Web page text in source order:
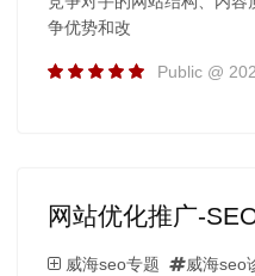
争优势和改
Public @
网站优化推广-
威海seo专题 威海seo